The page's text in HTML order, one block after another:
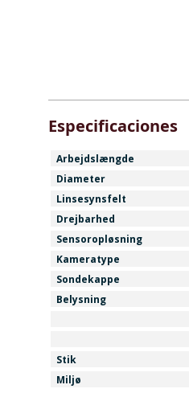
Especificaciones
Arbejdslængde
Diameter
Linsesynsfelt
Drejbarhed
Sensoropløsning
Kameratype
Sondekappe
Belysning
Stik
Miljø